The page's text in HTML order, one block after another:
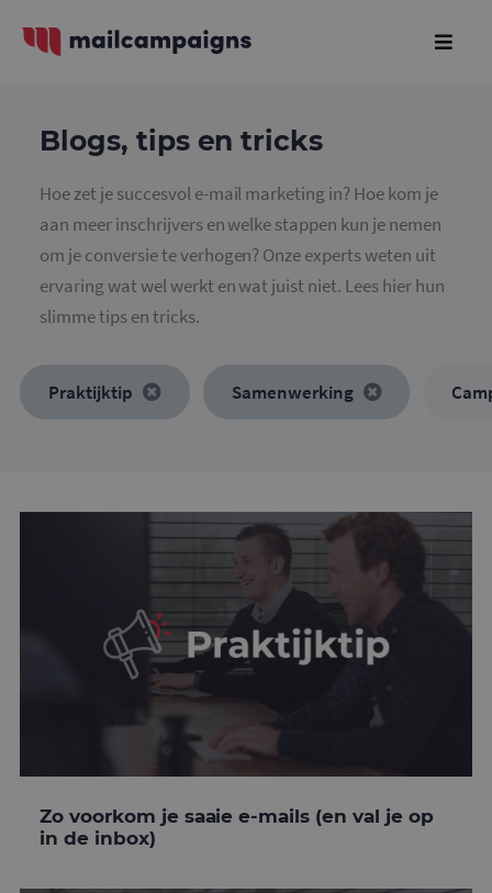
Blogs, tips en tricks
Hoe zet je succesvol e-mail marketing in? Hoe kom je
aan meer inschrijvers en welke stappen kun je nemen
om je conversie te verhogen? Onze experts weten uit
ervaring wat wel werkt en wat juist niet. Lees hier hun
slimme tips en tricks.
Praktijktip Samenwerking
Zo voorkom je saaie e-mails (en val je op
in de inbox)